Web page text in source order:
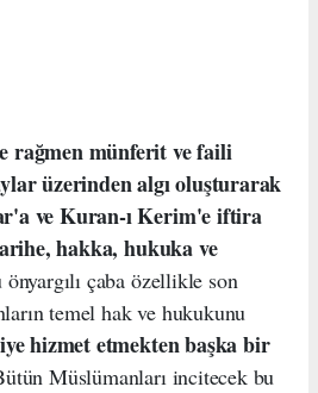
rağmen münferit ve faili
üzerinden algı oluşturarak
ve Kuran-ı Kerim'e iftira
hakka, hukuka ve
çaba özellikle son
temel hak ve hukukunu
hizmet etmekten başka bir
Müslümanları incitecek bu